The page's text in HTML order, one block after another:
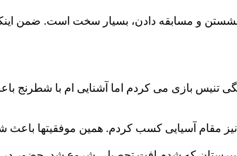
و مسابقه دادن، بسیار سخت است. ضمن اینکه
بازی می کردم اما آشنایی ام با شطرنج
مقام آسیایی کسب کردم. همین موفقیتها